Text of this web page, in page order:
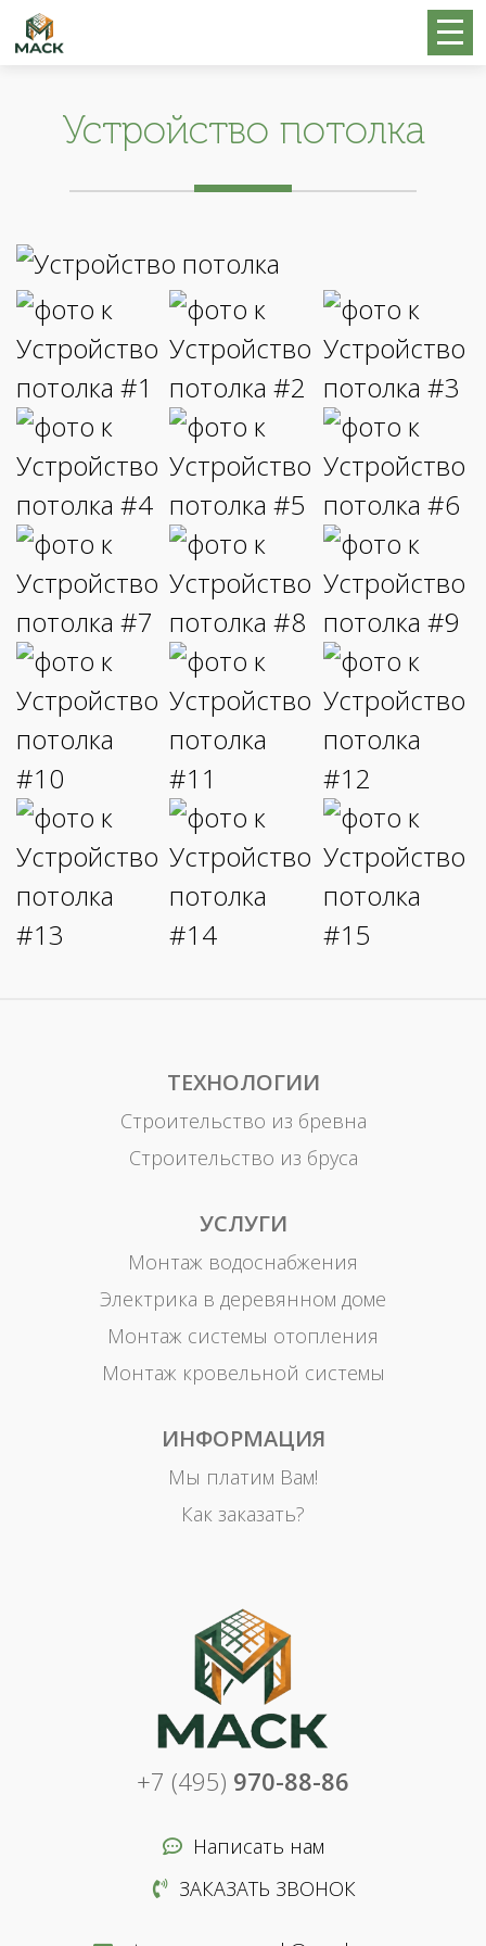
Устройство потолка
ТЕХНОЛОГИИ
Строительство из бревна
Строительство из бруса
УСЛУГИ
Монтаж водоснабжения
Электрика в деревянном доме
Монтаж системы отопления
Монтаж кровельной системы
ИНФОРМАЦИЯ
Мы платим Вам!
Как заказать?
+7 (495) 970-88-86
Написать нам
ЗАКАЗАТЬ ЗВОНОК